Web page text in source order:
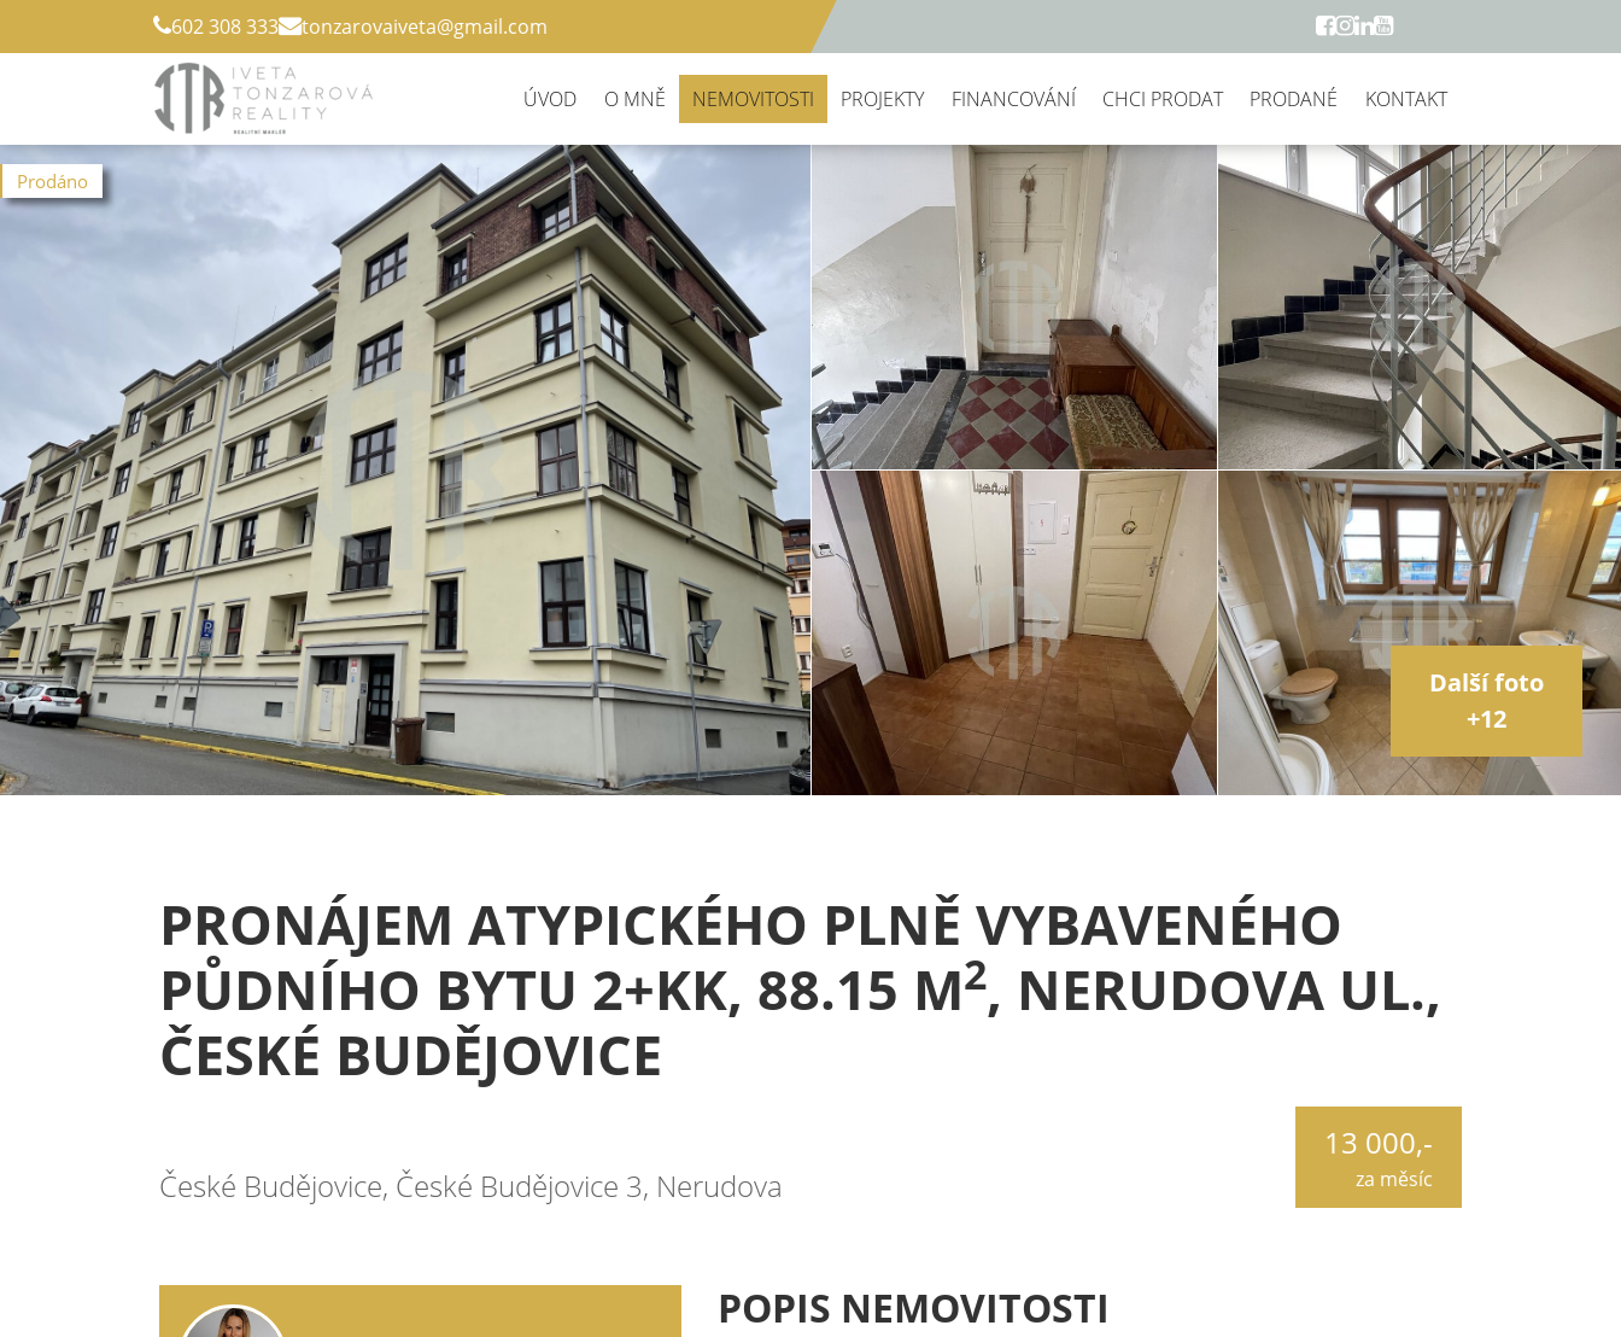
602 308 333 tonzarovaiveta@gmail.com
ÚVOD O MNĚ NEMOVITOSTI PROJEKTY FINANCOVÁNÍ CHCI PRODAT PRODANÉ KONTAKT
Prodáno
Další foto
+12
PRONÁJEM ATYPICKÉHO PLNĚ VYBAVENÉHO
PŮDNÍHO BYTU 2+KK, 88.15 M2, NERUDOVA UL.,
ČESKÉ BUDĚJOVICE
České Budějovice, České Budějovice 3, Nerudova
13 000,-
za měsíc
POPIS NEMOVITOSTI